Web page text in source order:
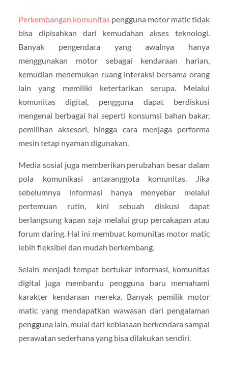
Perkembangan komunitaspengguna motor matic tidak
bisa dipisahkan dari kemudahan akses teknologi.
Banyak pengendara yang awalnya hanya
menggunakan motor sebagai kendaraan harian,
kemudian menemukan ruang interaksi bersama orang
lain yang memiliki ketertarikan serupa. Melalui
komunitas digital, pengguna dapat berdiskusi
mengenai berbagai hal seperti konsumsi bahan bakar,
pemilihan aksesori, hingga cara menjaga performa
mesin tetap nyaman digunakan.
Media sosial juga memberikan perubahan besar dalam
pola komunikasi antaranggota komunitas. Jika
sebelumnya informasi hanya menyebar melalui
pertemuan rutin, kini sebuah diskusi dapat
berlangsung kapan saja melalui grup percakapan atau
forum daring. Hal ini membuat komunitas motor matic
lebih fleksibel dan mudah berkembang.
Selain menjadi tempat bertukar informasi, komunitas
digital juga membantu pengguna baru memahami
karakter kendaraan mereka. Banyak pemilik motor
matic yang mendapatkan wawasan dari pengalaman
pengguna lain, mulai dari kebiasaan berkendara sampai
perawatan sederhana yang bisa dilakukan sendiri.